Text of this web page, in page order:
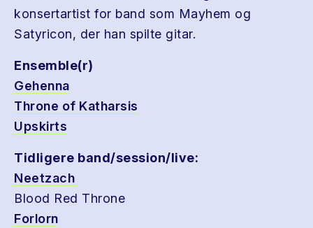
konsertartist for band som Mayhem og
Satyricon, der han spilte gitar.
Ensemble(r)
Gehenna
Throne of Katharsis
Upskirts
Tidligere band/session/live:
Neetzach
Blood Red Throne
Forlorn